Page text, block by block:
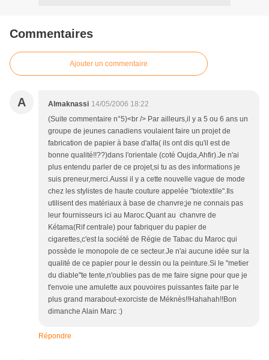
Commentaires
Ajouter un commentaire
A Almaknassi 14/05/2006 18:22
(Suite commentaire n°5)<br /> Par ailleurs,il y a 5 ou 6 ans un
groupe de jeunes canadiens voulaient faire un projet de
fabrication de papier à base d'alfa( ils ont dis qu'il est de
bonne qualité!!??)dans l'orientale (coté Oujda,Ahfir).Je n'ai
plus entendu parler de ce projet,si tu as des informations je
suis preneur,merci.Aussi il y a cette nouvelle vague de mode
chez les stylistes de haute couture appelée "biotextile".Ils
utilisent des matériaux à base de chanvre;je ne connais pas
leur fournisseurs ici au Maroc.Quant au chanvre de
Kétama(Rif centrale) pour fabriquer du papier de
cigarettes,c'est la société de Régie de Tabac du Maroc qui
possède le monopole de ce secteur.Je n'ai aucune idée sur la
qualité de ce papier pour le dessin ou la peinture.Si le "metier
du diable"te tente,n'oublies pas de me faire signe pour que je
t'envoie une amulette aux pouvoires puissantes faite par le
plus grand marabout-exorciste de Méknès!!Hahahah!!Bon
dimanche Alain Marc :)
Répondre